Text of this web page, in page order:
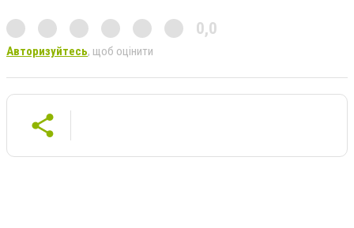
0,0
Авторизуйтесь, щоб оцінити